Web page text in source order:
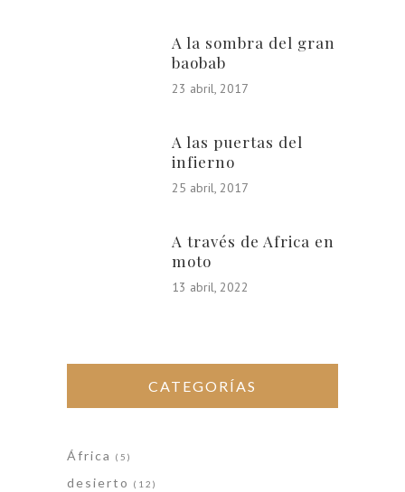
A la sombra del gran
baobab
23 abril, 2017
A las puertas del
infierno
25 abril, 2017
A través de Africa en
moto
13 abril, 2022
CATEGORÍAS
África (5)
desierto (12)